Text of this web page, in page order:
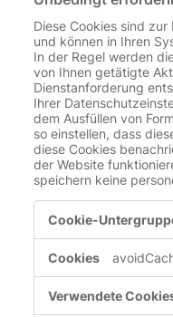
Diese Cookies sind
und können in Ihren
In der Regel werden
von Ihnen getätigte
Dienstanforderung
Ihrer
dem Ausfüllen von
so einstellen, dass
diese Cookies
der Website
speichern keine
erforderliche